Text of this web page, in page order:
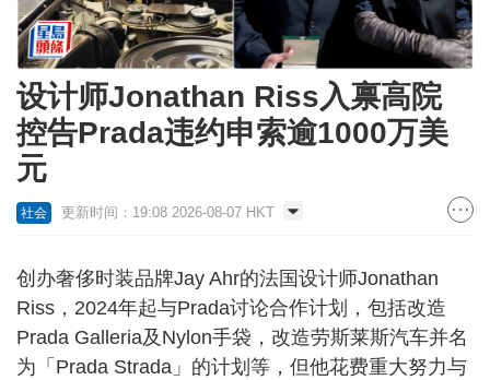
设计师Jonathan Riss入禀高院
控告Prada违约申索逾1000万美
元
社会 更新时间：19:08 2026-08-07 HKT
创办奢侈时装品牌Jay Ahr的法国设计师Jonathan
Riss，2024年起与Prada讨论合作计划，包括改造
Prada Galleria及Nylon手袋，改造劳斯莱斯汽车并名
为「Prada Strada」的计划等，但他花费重大努力与